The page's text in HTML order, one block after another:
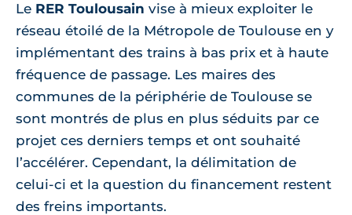
Le RER Toulousain vise à mieux exploiter le
réseau étoilé de la Métropole de Toulouse en y
implémentant des trains à bas prix et à haute
fréquence de passage. Les maires des
communes de la périphérie de Toulouse se
sont montrés de plus en plus séduits par ce
projet ces derniers temps et ont souhaité
l’accélérer. Cependant, la délimitation de
celui-ci et la question du financement restent
des freins importants.